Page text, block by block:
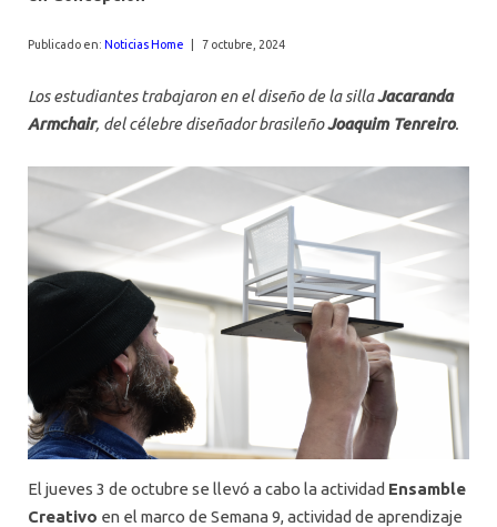
Publicado en: Noticias Home 7 octubre, 2024
Los estudiantes trabajaron en el diseño de la sillaJacaranda
Armchair, del célebre diseñador brasileñoJoaquim Tenreiro.
El jueves 3 de octubre se llevó a cabo la actividad Ensamble
Creativo en el marco de Semana 9, actividad de aprendizaje